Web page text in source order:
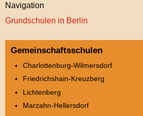
Navigation
Grundschulen in Berlin
Gemeinschaftsschulen
Charlottenburg-Wilmersdorf
Friedrichshain-Kreuzberg
Lichtenberg
Marzahn-Hellersdorf